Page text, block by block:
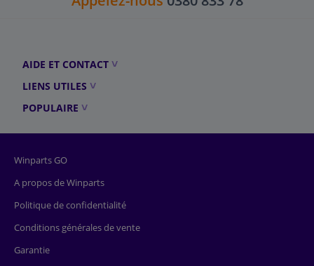
AIDE ET CONTACT
LIENS UTILES
POPULAIRE
Winparts GO
A propos de Winparts
Politique de confidentialité
Conditions générales de vente
Garantie